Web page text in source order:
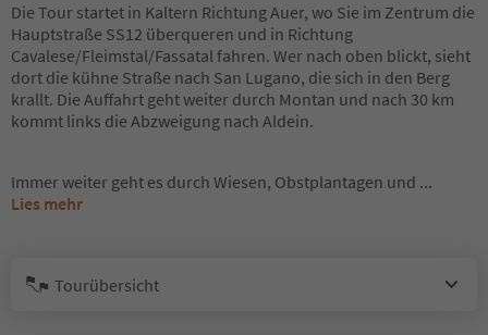
Die Tour startet in Kaltern Richtung Auer, wo Sie im Zentrum die
Hauptstraße SS12 überqueren und in Richtung
Cavalese/Fleimstal/Fassatal fahren. Wer nach oben blickt, sieht
dort die kühne Straße nach San Lugano, die sich in den Berg
krallt. Die Auffahrt geht weiter durch Montan und nach 30 km
kommt links die Abzweigung nach Aldein.
Immer weiter geht es durch Wiesen, Obstplantagen und ...
Lies mehr
Tourübersicht